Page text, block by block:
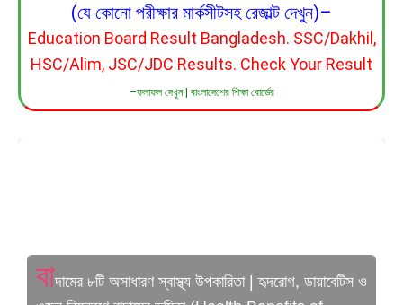
(যে কোনো পরীক্ষার মার্কসীটসহ রেজাল্ট দেখুন)–
Education Board Result Bangladesh. SSC/Dakhil,
HSC/Alim, JSC/JDC Results. Check Your Result
–ফলাফল দেখুন | বাংলাদেশের শিক্ষা বোর্ডের
বাদামের ৮টি অসাধারণ স্বাস্থ্য উপকারিতা | হৃদরোগ, ডায়াবেটিস ও